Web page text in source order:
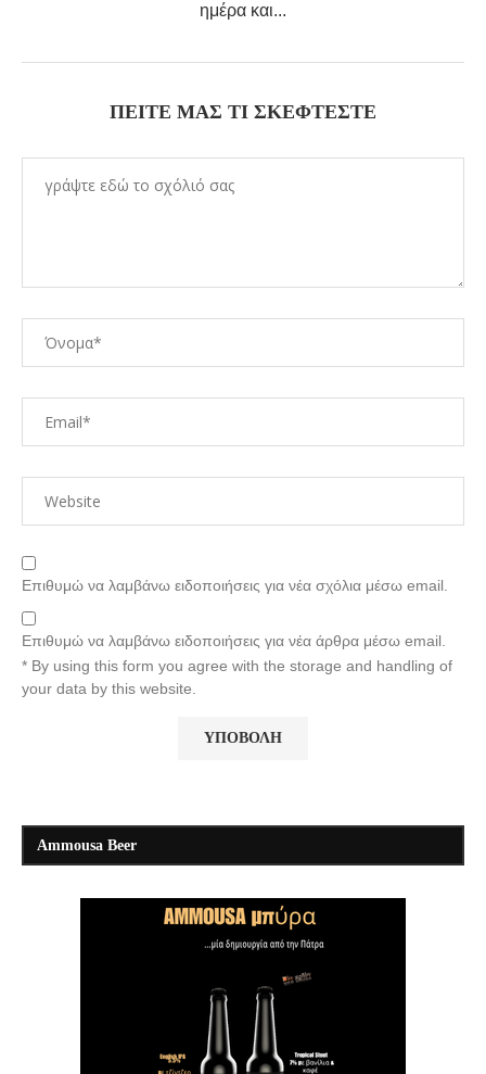
ημέρα και...
ΠΕΊΤΕ ΜΑΣ ΤΙ ΣΚΈΦΤΕΣΤΕ
Επιθυμώ να λαμβάνω ειδοποιήσεις για νέα σχόλια μέσω email.
Επιθυμώ να λαμβάνω ειδοποιήσεις για νέα άρθρα μέσω email.
* By using this form you agree with the storage and handling of
your data by this website.
Ammousa Beer